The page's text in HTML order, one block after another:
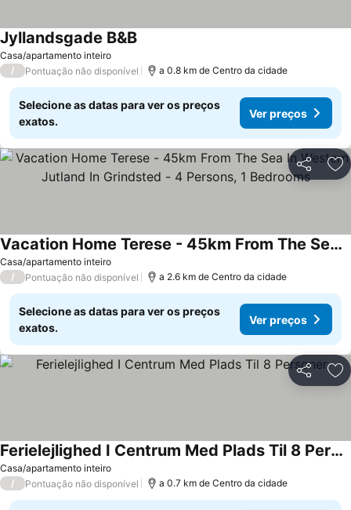
Casa/apartamento inteiro
Jyllandsgade B&BVer preços
/ Pontuação não disponível a 0.8 km de Centro da cidade
Selecione as datas para ver os preços
exatos.
Ver preços
Partilhar
Casa/apartamento inteiro
Vacation Home Terese - 45km From The Sea In Western Jutland In Grindsted - 4 Persons, 1 Bedrooms
Ver preços
/ Pontuação não disponível a 2.6 km de Centro da cidade
Selecione as datas para ver os preços
exatos.
Ver preços
Partilhar
Casa/apartamento inteiro
Ferielejlighed I Centrum Med Plads Til 8 Personer
Ver preços
/ Pontuação não disponível a 0.7 km de Centro da cidade